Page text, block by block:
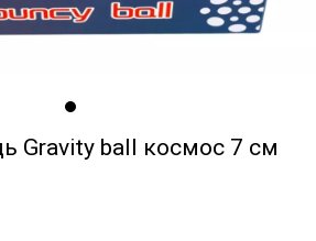
Gravity ball космос 7 см